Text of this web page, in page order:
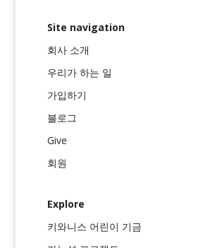
Site navigation
회사 소개
우리가 하는 일
가입하기
블로그
Give
회원
Explore
키와니스 어린이 기금